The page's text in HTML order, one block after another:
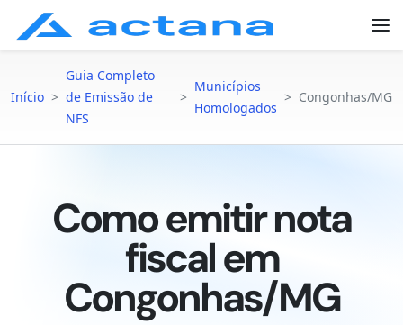
Início >
Guia Completo
de Emissão de
NFS
>
Municípios
Homologados
> Congonhas/MG
Como emitir nota
fiscal em
Congonhas/MG